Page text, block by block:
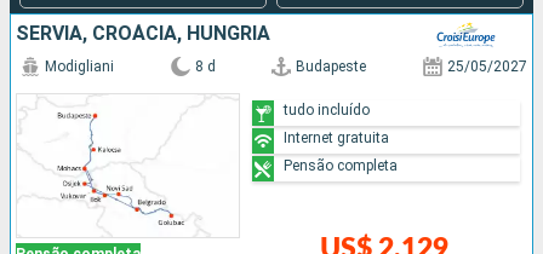
SÉRVIA, CROÁCIA, HUNGRIA
Modigliani 8 d Budapeste 25/05/2027
tudo incluído
Internet gratuita
Pensão completa